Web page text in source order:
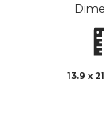
13.9 x